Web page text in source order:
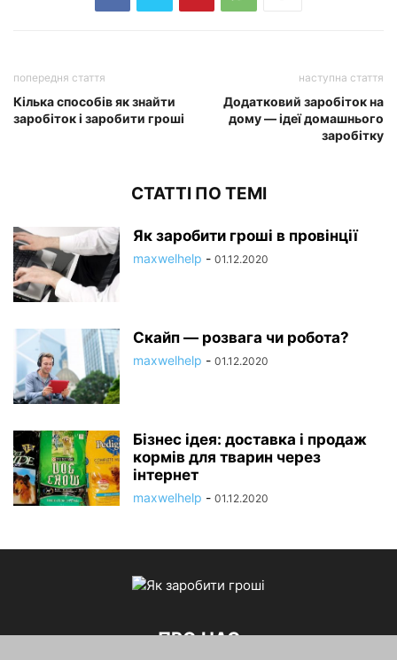
попередня стаття
Кілька способів як знайти
заробіток і заробити гроші
наступна стаття
Додатковий заробіток на
дому — ідеї домашнього
заробітку
СТАТТІ ПО ТЕМІ
Як заробити гроші в провінції
maxwelhelp - 01.12.2020
Скайп — розвага чи робота?
maxwelhelp - 01.12.2020
Бізнес ідея: доставка і продаж
кормів для тварин через
інтернет
maxwelhelp - 01.12.2020
ПРО НАС